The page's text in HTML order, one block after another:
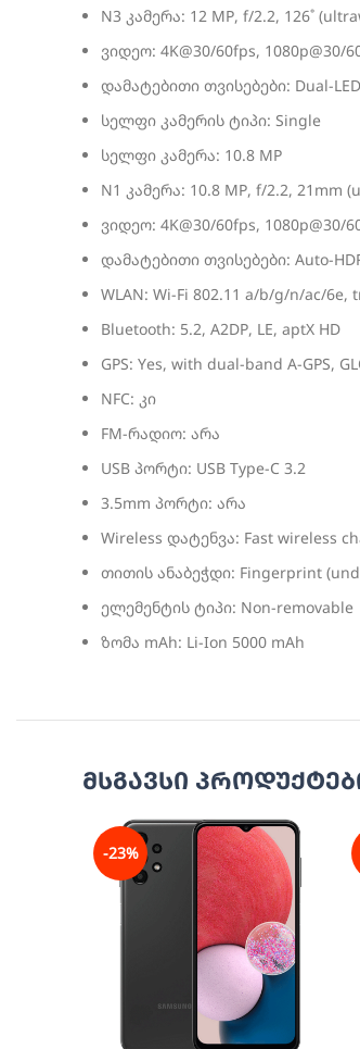
N3 კამერა: 12 MP, f/2.2, 126˚
ვიდეო: 4K@30/60fps, 1080p@30/
დამატებითი თვისებები: Dual-
სელფი კამერის ტიპი: Single
სელფი კამერა: 10.8 MP
N1 კამერა: 10.8 MP, f/2.2, 21mm
ვიდეო: 4K@30/60fps, 1080p@30/
დამატებითი თვისებები: Auto-
WLAN: Wi-Fi 802.11 a/b/g/n/ac/6e,
Bluetooth: 5.2, A2DP, LE, aptX HD
GPS: Yes, with dual-band A-GPS,
NFC: კი
FM-რადიო: არა
USB პორტი: USB Type-C 3.2
3.5mm პორტი: არა
Wireless დატენვა: Fast wireless
თითის ანაბეჭდი: Fingerprint
ელემენტის ტიპი: Non-removable
ზომა mAh: Li-Ion 5000 mAh
მსგავსი
-23%